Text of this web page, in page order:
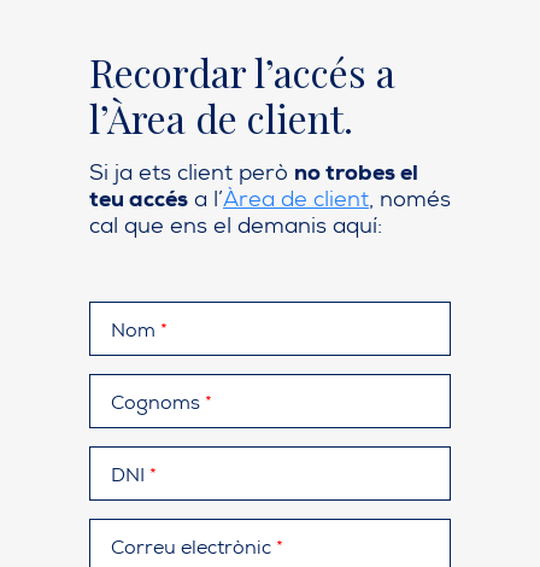
Recordar l’accés a
l’Àrea de client.
Si ja ets client però no trobes el
teu accés a l’Àrea de client, només
cal que ens el demanis aquí:
Nom *
Cognoms *
DNI *
Correu electrònic *